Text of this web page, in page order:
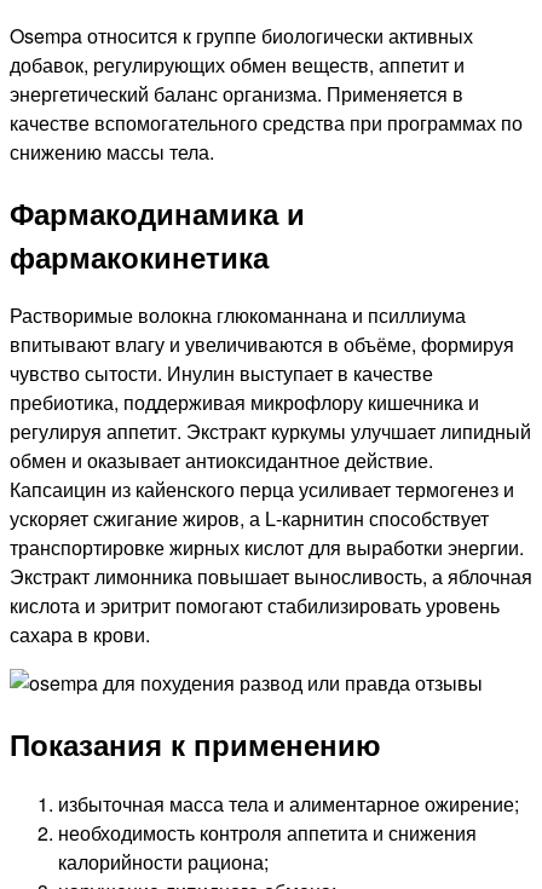
Osempa относится к группе биологически активных
добавок, регулирующих обмен веществ, аппетит и
энергетический баланс организма. Применяется в
качестве вспомогательного средства при программах по
снижению массы тела.
Фармакодинамика и
фармакокинетика
Растворимые волокна глюкоманнана и псиллиума
впитывают влагу и увеличиваются в объёме, формируя
чувство сытости. Инулин выступает в качестве
пребиотика, поддерживая микрофлору кишечника и
регулируя аппетит. Экстракт куркумы улучшает липидный
обмен и оказывает антиоксидантное действие.
Капсаицин из кайенского перца усиливает термогенез и
ускоряет сжигание жиров, а L‑карнитин способствует
транспортировке жирных кислот для выработки энергии.
Экстракт лимонника повышает выносливость, а яблочная
кислота и эритрит помогают стабилизировать уровень
сахара в крови.
Показания к применению
избыточная масса тела и алиментарное ожирение;
необходимость контроля аппетита и снижения
калорийности рациона;